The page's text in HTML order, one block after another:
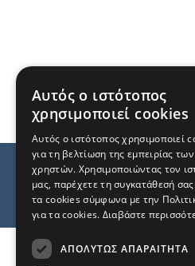
Αυτός ο ιστότοπος
χρησιμοποιεί cookies
Αυτός ο ιστότοπος χρησιμοποιεί
για τη βελτίωση της εμπειρίας των
χρηστών. Χρησιμοποιώντας τον
μας, παρέχετε τη συγκατάθεσή
τα cookies σύμφωνα με την
για τα cookies. Διαβάστε
ΑΠΟΛΎΤΩΣ ΑΠΑΡΑΊΤΗΤΑ